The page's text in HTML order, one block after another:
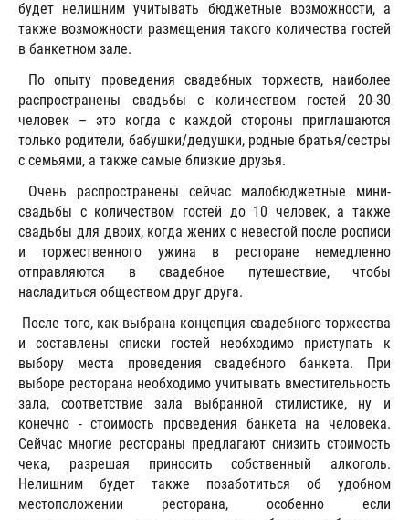
будет нелишним учитывать бюджетные возможности, а
также возможности размещения такого количества гостей
в банкетном зале.
По опыту проведения свадебных торжеств, наиболее
распространены свадьбы с количеством гостей 20-30
человек – это когда с каждой стороны приглашаются
только родители, бабушки/дедушки, родные братья/сестры
с семьями, а также самые близкие друзья.
Очень распространены сейчас малобюджетные мини-
свадьбы с количеством гостей до 10 человек, а также
свадьбы для двоих, когда жених с невестой после росписи
и торжественного ужина в ресторане немедленно
отправляются в свадебное путешествие, чтобы
насладиться обществом друг друга.
После того, как выбрана концепция свадебного торжества
и составлены списки гостей необходимо приступать к
выбору места проведения свадебного банкета. При
выборе ресторана необходимо учитывать вместительность
зала, соответствие зала выбранной стилистике, ну и
конечно - стоимость проведения банкета на человека.
Сейчас многие рестораны предлагают снизить стоимость
чека, разрешая приносить собственный алкоголь.
Нелишним будет также позаботиться об удобном
местоположении ресторана, особенно если